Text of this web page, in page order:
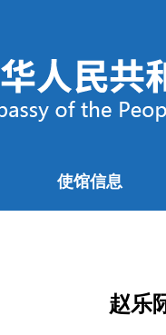
使馆信息
赵乐